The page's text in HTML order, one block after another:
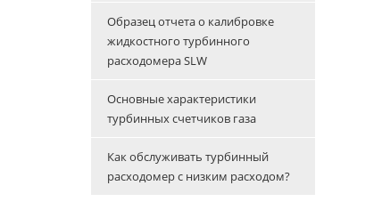
Образец отчета о калибровке
жидкостного турбинного
расходомера SLW
Основные характеристики
турбинных счетчиков газа
Как обслуживать турбинный
расходомер с низким расходом?